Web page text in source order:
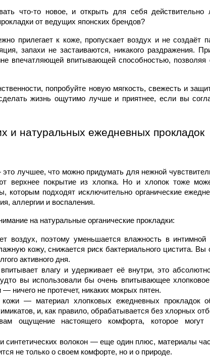
что-то новое, и открыть для себя действительно
от ведущих японских брендов?
прилегает к коже, пропускает воздух и не создаёт
запахи не застаиваются, никакого раздражения.
впечатляющей впитывающей способностью, позволяя
попробуйте новую мягкость, свежесть и
жизнь ощутимо лучше и приятнее, если вы
и натуральных ежедневных прокладок
лучшее, что можно придумать для нежной
верхнее покрытие из хлопка. Но и хлопок тоже
которым подходят исключительно органические
аллергии и воспаления.
на натуральные органические прокладки:
воздух, поэтому уменьшается влажность в
кожу, снижается риск бактериального цистита.
активного дня.
влагу и удерживает её внутри, это
вы использовали бы очень впитывающее
ничего не протечет, никаких мокрых пятен.
кожи — материал хлопковых ежедневных прокладок
и, как правило, обрабатывается без хлорных
ощущение настоящего комфорта, которое могут
синтетических волокон — еще один плюс, материалы
не только о своем комфорте, но и о природе.